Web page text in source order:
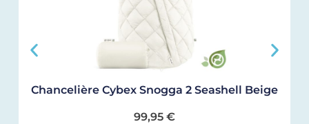
Chancelière Cybex Snogga 2 Seashell Beige
99,95 €